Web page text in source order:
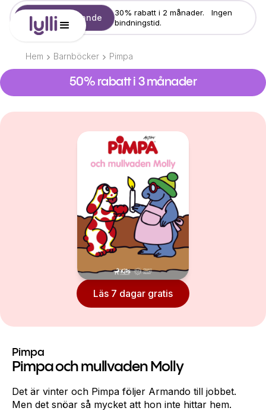
Starta erbjudande
30% rabatt i 2 månader. Ingen
bindningstid.
Hem Barnböcker Pimpa
50% rabatt i 3 månader
Läs 7 dagar gratis
Pimpa
Pimpa och mullvaden Molly
Det är vinter och Pimpa följer Armando till jobbet.
Men det snöar så mycket att hon inte hittar hem.